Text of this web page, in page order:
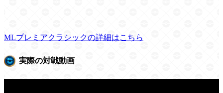
MLプレミアクラシックの詳細はこちら
実際の対戦動画